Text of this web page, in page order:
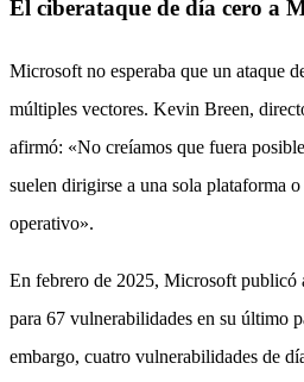
El ciberataque de día cero a
Microsoft no esperaba que un ataque
múltiples vectores. Kevin Breen,
afirmó: «No creíamos que fuera
suelen dirigirse a una sola plataforma
operativo».
En febrero de 2025, Microsoft publicó
para 67 vulnerabilidades en su último
embargo, cuatro vulnerabilidades de